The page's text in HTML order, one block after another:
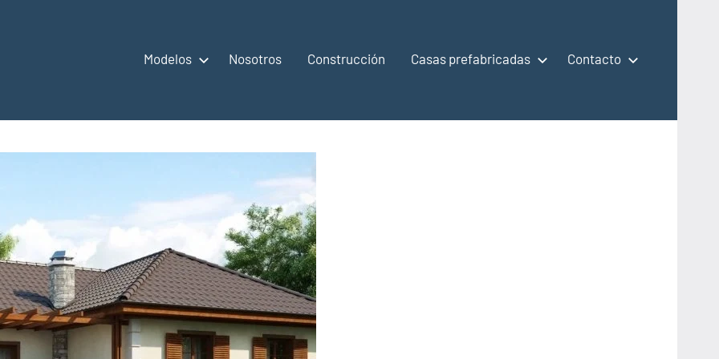
Modelos Nosotros Construcción Casas prefabricadas Contacto